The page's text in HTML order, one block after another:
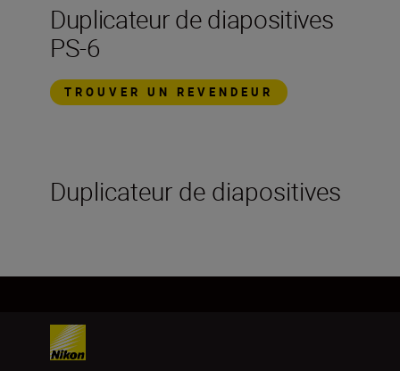
Duplicateur de diapositives
PS-6
TROUVER UN REVENDEUR
Duplicateur de diapositives